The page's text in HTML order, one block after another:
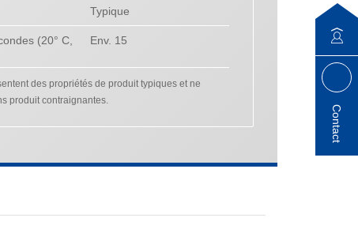
Typique
(20° C,
Env. 15
des propriétés de produit typiques et ne
produit contraignantes.
Contact